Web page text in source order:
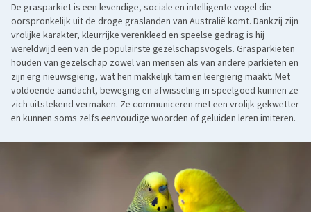
De grasparkiet is een levendige, sociale en intelligente vogel die
oorspronkelijk uit de droge graslanden van Australië komt. Dankzij zijn
vrolijke karakter, kleurrijke verenkleed en speelse gedrag is hij
wereldwijd een van de populairste gezelschapsvogels. Grasparkieten
houden van gezelschap zowel van mensen als van andere parkieten en
zijn erg nieuwsgierig, wat hen makkelijk tam en leergierig maakt. Met
voldoende aandacht, beweging en afwisseling in speelgoed kunnen ze
zich uitstekend vermaken. Ze communiceren met een vrolijk gekwetter
en kunnen soms zelfs eenvoudige woorden of geluiden leren imiteren.